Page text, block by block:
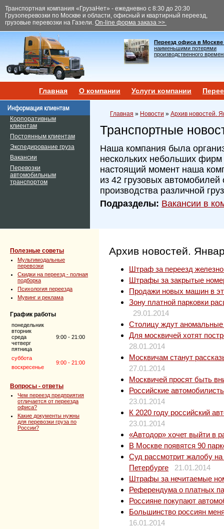
Транспортная компания «ГрузаНет» - ежедневно с 8:30 до 20:30
Грузоперевозки по Москве и области, офисный и квартирный переезд,
грузовые перевозки на Газели. On-line форма заказа >>
Переезд офиса в Москве
наименьшими потерями
производственного
Главная О компании Услуги компании
Корпоративным
клиентам
Постоянным клиентам
Экспедирование груза
Вакансии
Перевозки
автомобильным
транспортом
Главная » Новости » Архив новостей.
Транспортные
Наша компания была
нескольких небольших фирм
настоящий момент наша
из 42 грузовых автомобилей
производства различной
Подразделы: Вакансии в
Полезные советы
Мультимодальные
перевозки
Скидки на переезд - полная
подборка
Психология переезда
Мувинг и реклама
График работы
понедельник
вторник
среда
четверг
пятница
9:00 - 21:00
суббота
9:00 - 21:00
воскресенье
Вопросы - ответы
Чем переезд предприятия
отличается от переезда
офиса?
Какие документы нужны
для перевозки груза по
России?
Архив новостей.
Штраф за переезд
Штрафы за закрытые
Продажи новых машин в
Зону платной парковки
29.01.2014
Столицу ждут
Для москвичей хотят
28.01.2014
Москвичам станут
27.01.2014
Москвичей просят быть
Российские
23.01.2014
К 2020 году российский
23.01.2014
«Автодор» хочет выйти в
В Москве появятся 90
Суд рассмотрит жалобу
Петербурге
21.01.2014
Штрафы за нечитаемые
Референдума о платных
Россияне покупают
Большинство россиян
16.01.2014